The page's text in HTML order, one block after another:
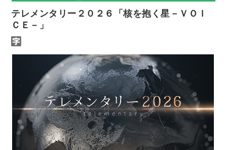
テレメンタリー２０２６「核を抱く星－ＶＯＩ
ＣＥ－」